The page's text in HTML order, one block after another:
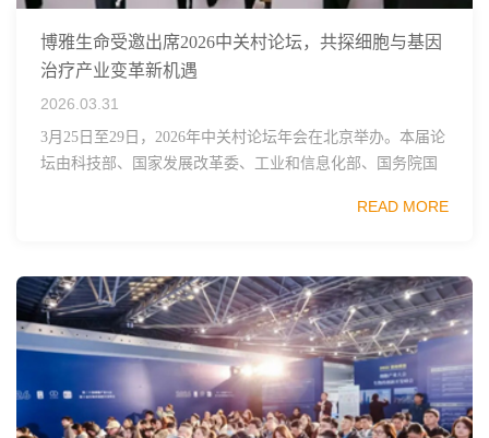
博雅生命受邀出席2026中关村论坛，共探细胞与基因
治疗产业变革新机遇
2026.03.31
3月25日至29日，2026年中关村论坛年会在北京举办。本届论
坛由科技部、国家发展改革委、工业和信息化部、国务院国
READ MORE